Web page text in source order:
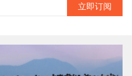
立即订阅